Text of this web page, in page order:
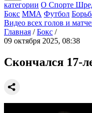
категории О Спорте
Бокс ММА Футбол
Видео всех голов и
Главная / Бокс /
09 октября 2025, 08:38
Скончался 17-